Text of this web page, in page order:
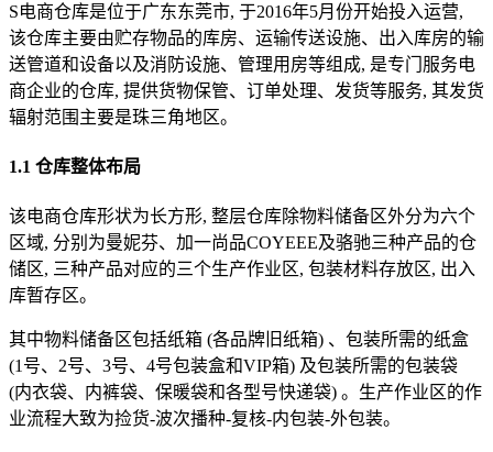
S电商仓库是位于广东东莞市, 于2016年5月份开始投入运营,
该仓库主要由贮存物品的库房、运输传送设施、出入库房的输
送管道和设备以及消防设施、管理用房等组成, 是专门服务电
商企业的仓库, 提供货物保管、订单处理、发货等服务, 其发货
辐射范围主要是珠三角地区。
1.1 仓库整体布局
该电商仓库形状为长方形, 整层仓库除物料储备区外分为六个
区域, 分别为曼妮芬、加一尚品COYEEE及骆驰三种产品的仓
储区, 三种产品对应的三个生产作业区, 包装材料存放区, 出入
库暂存区。
其中物料储备区包括纸箱 (各品牌旧纸箱) 、包装所需的纸盒
(1号、2号、3号、4号包装盒和VIP箱) 及包装所需的包装袋
(内衣袋、内裤袋、保暖袋和各型号快递袋) 。生产作业区的作
业流程大致为捡货-波次播种-复核-内包装-外包装。